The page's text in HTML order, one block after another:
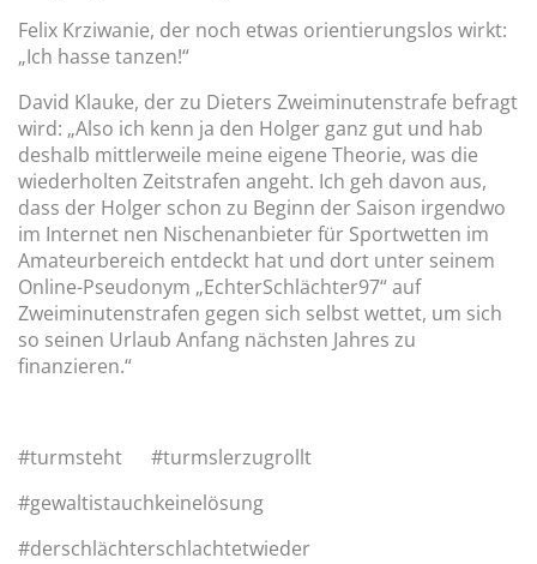
Felix Krziwanie, der noch etwas orientierungslos wirkt:
„Ich hasse tanzen!“
David Klauke, der zu Dieters Zweiminutenstrafe befragt
wird: „Also ich kenn ja den Holger ganz gut und hab
deshalb mittlerweile meine eigene Theorie, was die
wiederholten Zeitstrafen angeht. Ich geh davon aus,
dass der Holger schon zu Beginn der Saison irgendwo
im Internet nen Nischenanbieter für Sportwetten im
Amateurbereich entdeckt hat und dort unter seinem
Online-Pseudonym „EchterSchlächter97“ auf
Zweiminutenstrafen gegen sich selbst wettet, um sich
so seinen Urlaub Anfang nächsten Jahres zu
finanzieren.“
#turmsteht #turmslerzugrollt
#gewaltistauchkeinelösung
#derschlächterschlachtetwieder